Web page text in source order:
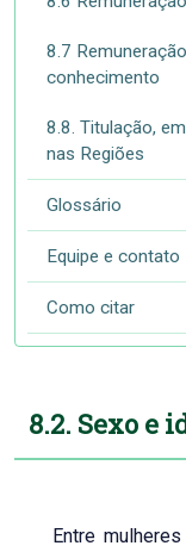
8.7
conhecimento
8.8. Titulação,
nas Regiões
Glossário
Equipe e contato
Como citar
8.2. Sexo e
Entre